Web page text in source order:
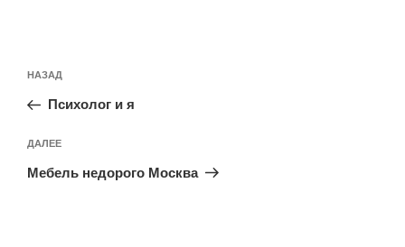
по
записям
Предыдущая
запись:
НАЗАД
Психолог и я
Следующая
запись
ДАЛЕЕ
Мебель недорого Москва